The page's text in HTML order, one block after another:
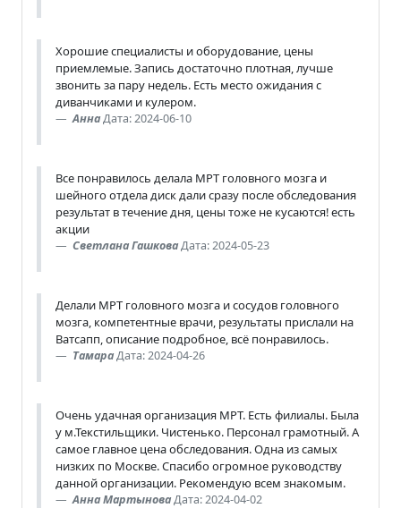
Хорошие специалисты и оборудование, цены
приемлемые. Запись достаточно плотная, лучше
звонить за пару недель. Есть место ожидания с
диванчиками и кулером.
АннаДата: 2024-06-10
Все понравилось делала МРТ головного мозга и
шейного отдела диск дали сразу после обследования
результат в течение дня, цены тоже не кусаются! есть
акции
Светлана ГашковаДата: 2024-05-23
Делали МРТ головного мозга и сосудов головного
мозга, компетентные врачи, результаты прислали на
Ватсапп, описание подробное, всё понравилось.
ТамараДата: 2024-04-26
Очень удачная организация МРТ. Есть филиалы. Была
у м.Текстильщики. Чистенько. Персонал грамотный. А
самое главное цена обследования. Одна из самых
низких по Москве. Спасибо огромное руководству
данной организации. Рекомендую всем знакомым.
Анна МартыноваДата: 2024-04-02